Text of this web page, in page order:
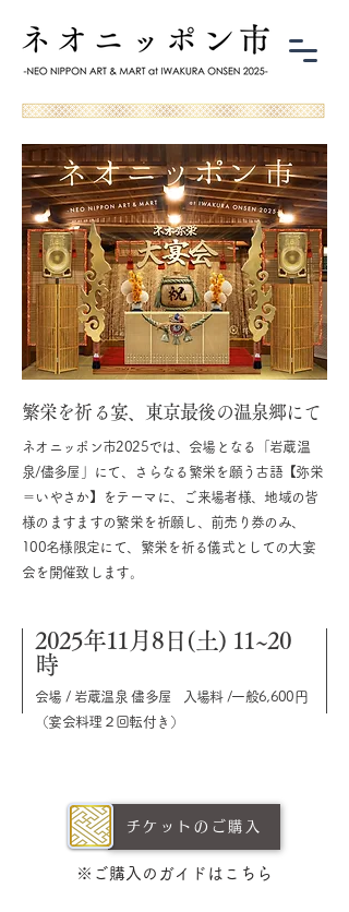
繁栄を祈る宴、東京最後の温泉郷にて
ネオニッポン市2025では、会場となる「岩蔵温
泉/儘多屋」にて、さらなる繁栄を願う古語【弥栄
＝いやさか】をテーマに、ご来場者様、地域の皆
様のますますの繁栄を祈願し、前売り券のみ、
100名様限定にて、繁栄を祈る儀式としての大宴
会を開催致します。
2025年11月8日(土) 11~20
時
会場 / 岩蔵温泉 儘多屋 入場料 /一般6,600円
（宴会料理２回転付き）
チケットのご購入
​※ご購入のガイドはこちら